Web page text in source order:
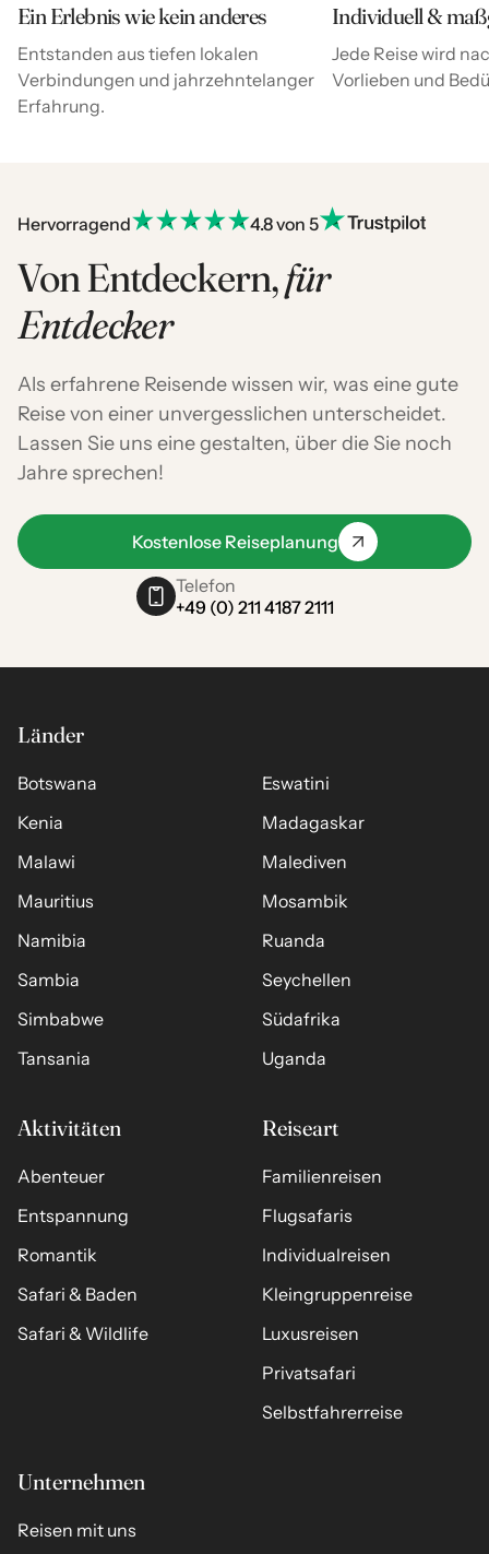
Ein Erlebnis wie kein anderes
Entstanden aus tiefen lokalen
Verbindungen und jahrzehntelanger
Erfahrung.
Individuell &
Jede Reise wird
Vorlieben und
Hervorragend 4.8 von 5
Von Entdeckern,für
Entdecker
Als erfahrene Reisende wissen wir, was eine gute
Reise von einer unvergesslichen unterscheidet.
Lassen Sie uns eine gestalten, über die Sie noch
Jahre sprechen!
Kostenlose Reiseplanung
Telefon
+49 (0) 211 4187 2111
Länder
Botswana
Eswatini
Kenia
Madagaskar
Malawi
Malediven
Mauritius
Mosambik
Namibia
Ruanda
Sambia
Seychellen
Simbabwe
Südafrika
Tansania
Uganda
Aktivitäten
Abenteuer
Entspannung
Romantik
Safari & Baden
Safari & Wildlife
Reiseart
Familienreisen
Flugsafaris
Individualreisen
Kleingruppenreise
Luxusreisen
Privatsafari
Selbstfahrerreise
Unternehmen
Reisen mit uns